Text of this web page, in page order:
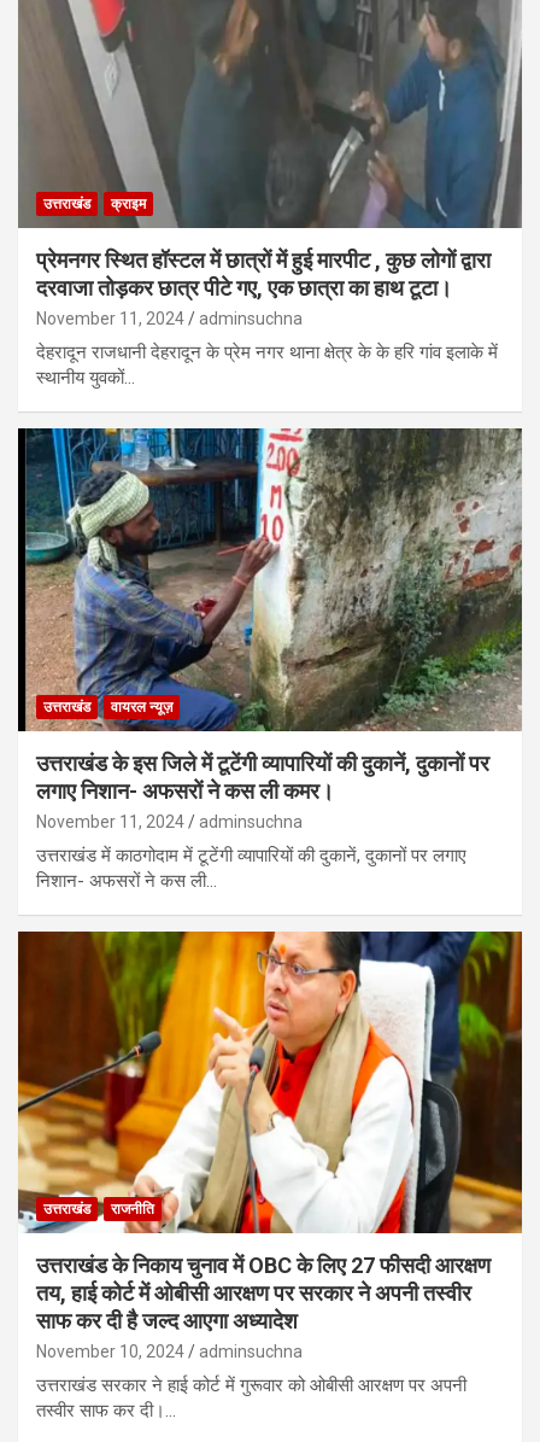
उत्तराखंड क्राइम
प्रेमनगर स्थित हॉस्टल में छात्रों में हुई मारपीट , कुछ लोगों द्वारा
दरवाजा तोड़कर छात्र पीटे गए, एक छात्रा का हाथ टूटा।
November 11, 2024 adminsuchna
देहरादून राजधानी देहरादून के प्रेम नगर थाना क्षेत्र के के हरि गांव इलाके में
स्थानीय युवकों…
उत्तराखंड वायरल न्यूज़
उत्तराखंड के इस जिले में टूटेंगी व्यापारियों की दुकानें, दुकानों पर
लगाए निशान- अफसरों ने कस ली कमर।
November 11, 2024 adminsuchna
उत्तराखंड में काठगोदाम में टूटेंगी व्यापारियों की दुकानें, दुकानों पर लगाए
निशान- अफसरों ने कस ली…
उत्तराखंड राजनीति
उत्तराखंड के निकाय चुनाव में OBC के लिए 27 फीसदी आरक्षण
तय, हाई कोर्ट में ओबीसी आरक्षण पर सरकार ने अपनी तस्वीर
साफ कर दी है जल्द आएगा अध्यादेश
November 10, 2024 adminsuchna
उत्तराखंड सरकार ने हाई कोर्ट में गुरूवार को ओबीसी आरक्षण पर अपनी
तस्वीर साफ कर दी।…